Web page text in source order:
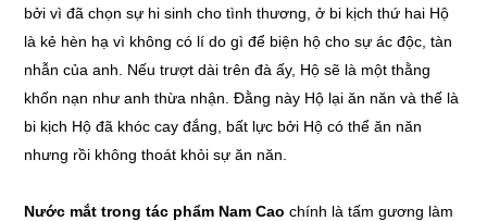
bởi vì đã chọn sự hi sinh cho tình thương, ở bi kịch thứ hai Hộ
là kẻ hèn hạ vì không có lí do gì để biện hộ cho sự ác độc, tàn
nhẫn của anh. Nếu trượt dài trên đà ấy, Hộ sẽ là một thằng
khốn nạn như anh thừa nhận. Đằng này Hộ lại ăn năn và thế là
bi kịch Hộ đã khóc cay đắng, bất lực bởi Hộ có thể ăn năn
nhưng rồi không thoát khỏi sự ăn năn.
Nước mắt trong tác phẩm Nam Caochính là tấm gương làm